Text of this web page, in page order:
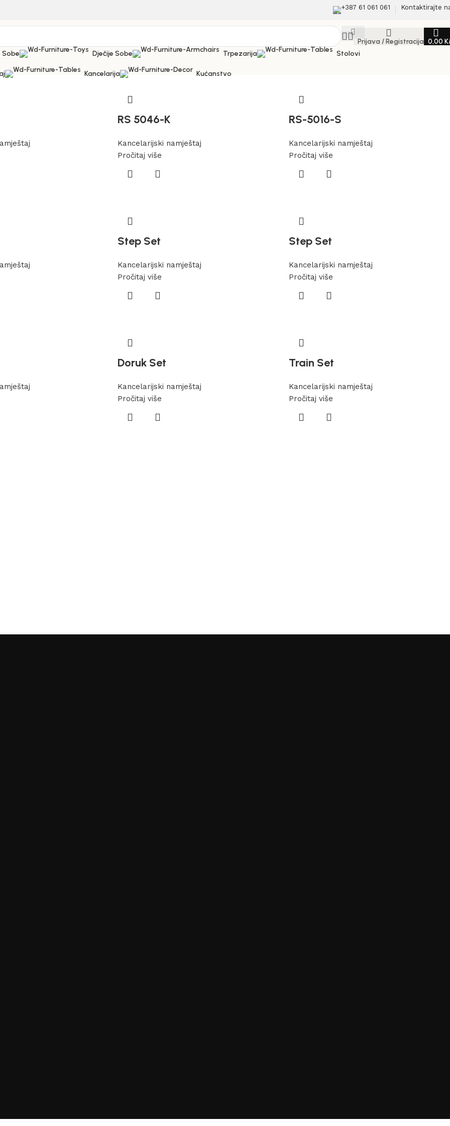
+387 61 061 061 Kontaktirajte
Prijava / Registracija 0,00
Sobe Dječije Sobe Trpezarija Stolovi
Kancelarija Kućanstvo
RS 5046-K
Kancelarijski namještaj
Pročitaj više
RS-5016-S
Kancelarijski namještaj
Pročitaj više
Step Set
Kancelarijski namještaj
Pročitaj više
Step Set
Kancelarijski namještaj
Pročitaj više
Doruk Set
Kancelarijski namještaj
Pročitaj više
Train Set
Kancelarijski namještaj
Pročitaj više